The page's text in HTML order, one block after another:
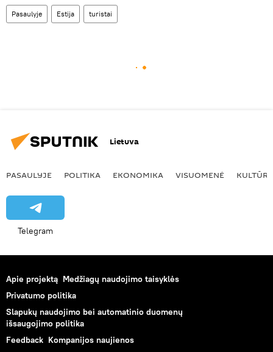
Pasaulyje Estija turistai
Lietuva
PASAULYJE POLITIKA EKONOMIKA VISUOMENĖ KULTŪRA
Telegram
Apie projektą Medžiagų naudojimo taisyklės
Privatumo politika
Slapukų naudojimo bei automatinio duomenų
išsaugojimo politika
Feedback Kompanijos naujienos